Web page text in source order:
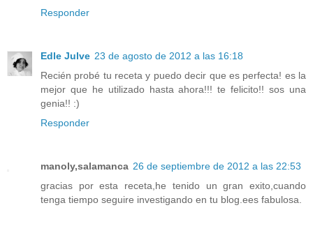
Responder
Edle Julve 23 de agosto de 2012 a las 16:18
Recién probé tu receta y puedo decir que es perfecta! es la
mejor que he utilizado hasta ahora!!! te felicito!! sos una
genia!! :)
Responder
manoly,salamanca 26 de septiembre de 2012 a las 22:53
gracias por esta receta,he tenido un gran exito,cuando
tenga tiempo seguire investigando en tu blog.ees fabulosa.